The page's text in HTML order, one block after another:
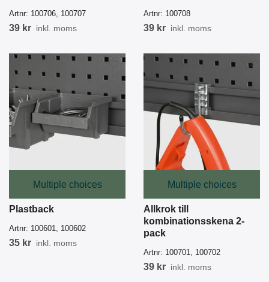
Artnr: 100706, 100707
39 kr inkl. moms
Artnr: 100708
39 kr inkl. moms
Multiple choices
Plastback
Artnr: 100601, 100602
35 kr inkl. moms
Multiple choices
Allkrok till
kombinationsskena 2-
pack
Artnr: 100701, 100702
39 kr inkl. moms